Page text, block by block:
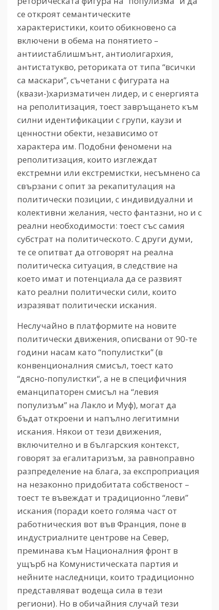
се откроят семантическите
характеристики, които обикновено са
включени в обема на понятието –
антиистаблишмънт, антиолигархия,
антистатукво, реториката от типа “всички
са маскари”, съчетани с фигурата на
(квази-)харизматичен лидер, и с енергията
на реполитизация, тоест завръщането към
силни идентификации с групи, каузи и
ценностни обекти, независимо от
характера им. Подобни феномени на
реполитизация, които изглеждат
екстремни или екстремистки, несъмнено са
свързани с опит за рекапитулация на
политически позиции, с индивидуални и
колективни желания, често фантазни, но и с
реални необходимости: тоест със самия
субстрат на политическото. С други думи,
те се опитват да отговорят на реална
политическа ситуация, в следствие на
което имат и потенциала да се развият
като реални политически сили, които
изразяват политически искания.
Неслучайно в платформите на новите
политически движения, описвани от 90-те
години насам като “популистки” (в
конвенционалния смисъл, тоест като
“дясно-популистки“, а не в специфичния
еманципаторен смисъл на “левия
популизъм” на Лакло и Муф), могат да
бъдат откроени и напълно легитимни
искания. Някои от тези движения,
включително и в българския контекст,
говорят за егалитаризъм, за равноправно
разпределение на блага, за експроприация
на незаконно придобитата собственост –
тоест те въвеждат и традиционно “леви”
искания (поради което голяма част от
работническия вот във Франция, поне в
индустриалните центрове на Север,
преминава към Националния фронт в
ущърб на Комунистическата партия и
нейните наследници, които традиционно
представляват водеща сила в тези
региони). Но в обичайния случай тези